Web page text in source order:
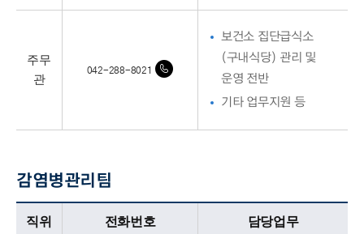
주무
관
042-288-8021
보건소 집단급식소
(구내식당) 관리 및
운영 전반
기타 업무지원 등
감염병관리팀
감염병관리팀업무담당자의 정보로 직위, 전화번호, 담당업무를 안내하고 있습니다
직위 전화번호 담당업무